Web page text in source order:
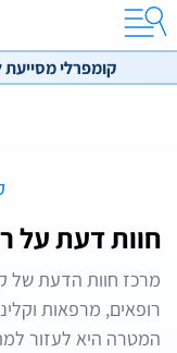
קומפרלי
חוות דעת על
מרכז חוות הדעת של
רופאים, מרפאות
המטרה היא לעזור